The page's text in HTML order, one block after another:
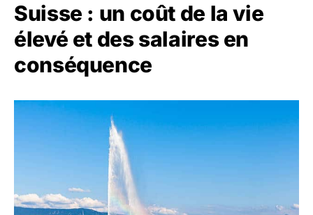
Suisse : un coût de la vie
élevé et des salaires en
conséquence